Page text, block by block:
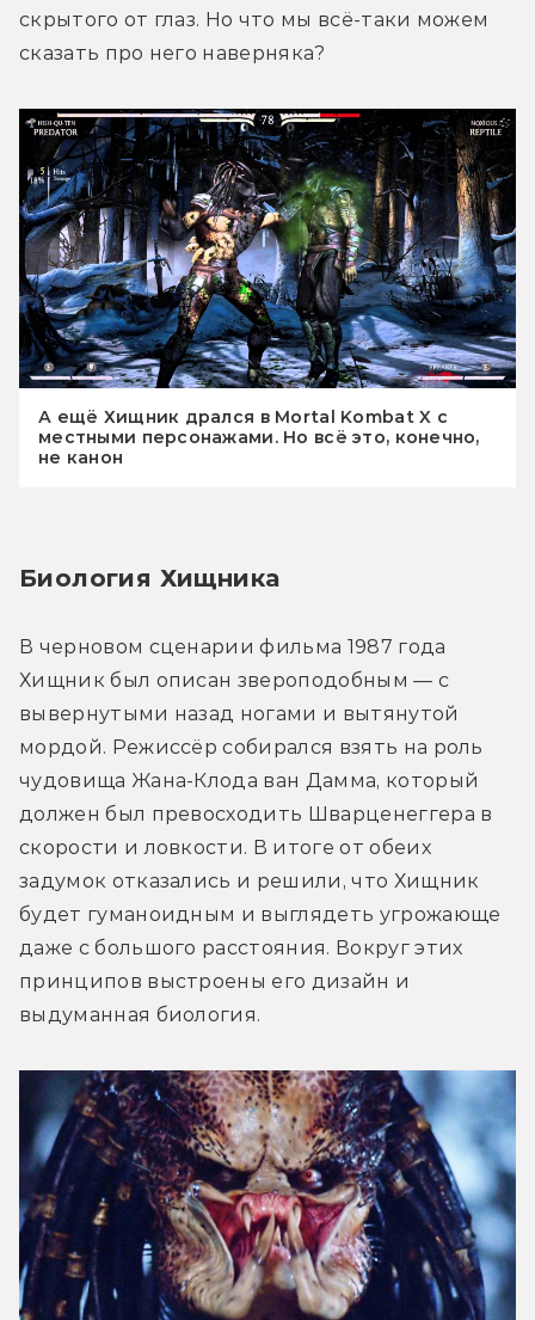
скрытого от глаз. Но что мы всё-таки можем
сказать про него наверняка?
А ещё Хищник дрался в Mortal Kombat X с
местными персонажами. Но всё это, конечно,
не канон
Биология Хищника
В черновом сценарии фильма 1987 года
Хищник был описан звероподобным — с
вывернутыми назад ногами и вытянутой
мордой. Режиссёр собирался взять на роль
чудовища Жана-Клода ван Дамма, который
должен был превосходить Шварценеггера в
скорости и ловкости. В итоге от обеих
задумок отказались и решили, что Хищник
будет гуманоидным и выглядеть угрожающе
даже с большого расстояния. Вокруг этих
принципов выстроены его дизайн и
выдуманная биология.